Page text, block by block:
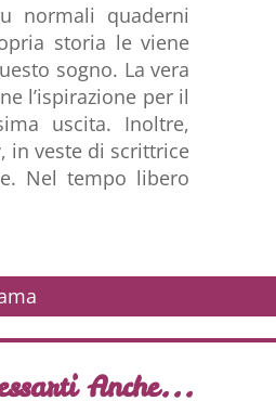
normali quaderni
storia le viene
sogno. La vera
l’ispirazione per il
uscita. Inoltre,
in veste di scrittrice
Nel tempo libero
Anche...